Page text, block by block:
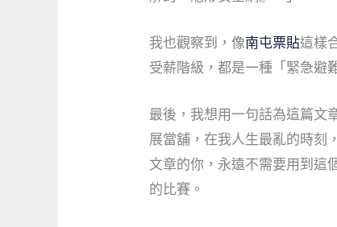
我也觀察到，像南屯票貼這樣
受薪階級，都是一種「緊急避
最後，我想用一句話為這篇文
展當舖，在我人生最亂的時刻
文章的你，永遠不需要用到這
的比賽。